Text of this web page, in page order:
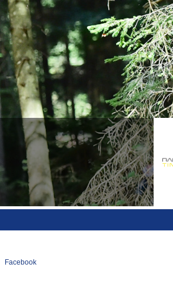
Facebook